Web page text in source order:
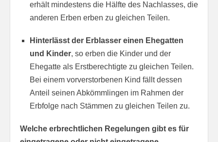
erhält mindestens die Hälfte des Nachlasses, die
anderen Erben erben zu gleichen Teilen.
Hinterlässt der Erblasser einen Ehegatten
und Kinder, so erben die Kinder und der
Ehegatte als Erstberechtigte zu gleichen Teilen.
Bei einem vorverstorbenen Kind fällt dessen
Anteil seinen Abkömmlingen im Rahmen der
Erbfolge nach Stämmen zu gleichen Teilen zu.
Welche erbrechtlichen Regelungen gibt es für